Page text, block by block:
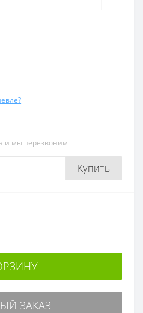
и мы перезвоним
Купить
ЗАКАЗ